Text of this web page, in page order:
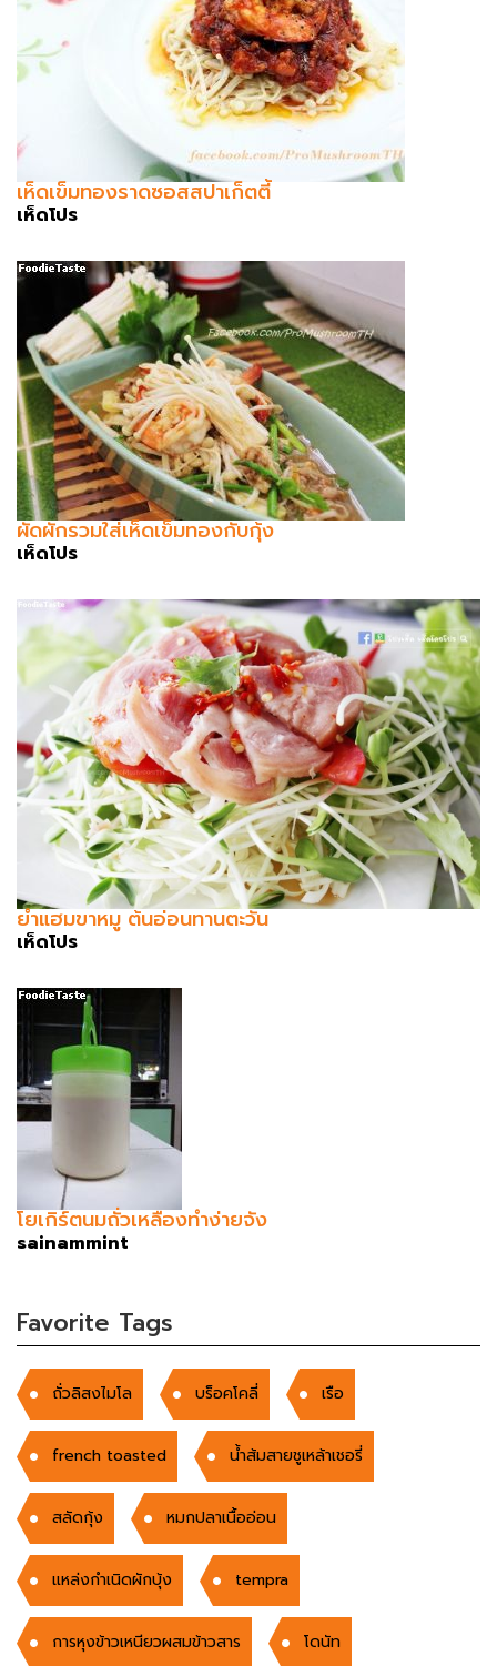
เห็ดเข็มทองราดซอสสปาเก็ตตี้
เห็ดโปร
ผัดผักรวมใส่เห็ดเข็มทองกับกุ้ง
เห็ดโปร
ยำแฮมขาหมู ต้นอ่อนทานตะวัน
เห็ดโปร
โยเกิร์ตนมถั่วเหลืองทำง่ายจัง
sainammint
Favorite Tags
ถั่วลิสงไมโล บร็อคโคลี่ เรือ
french toasted น้ำส้มสายชูเหล้าเชอรี่
สลัดกุ้ง หมกปลาเนื้ออ่อน
แหล่งกำเนิดผักบุ้ง tempra
การหุงข้าวเหนียวผสมข้าวสาร โดนัท